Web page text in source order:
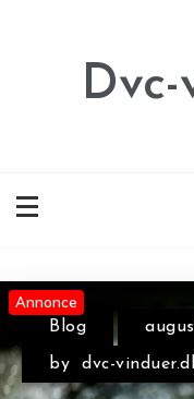
Annonce
Annonce
Blog
by dvc-
Annonce